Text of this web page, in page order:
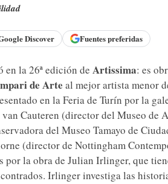
Discover Fuentes preferidas
en la 26ª edición de Artissima: es
de Arte al mejor artista menor
en la Feria de Turín por la
Cauteren (director del Museo de
del Museo Tamayo de
(director de Nottingham
la obra de Julian Irlinger, que
Irlinger investiga las